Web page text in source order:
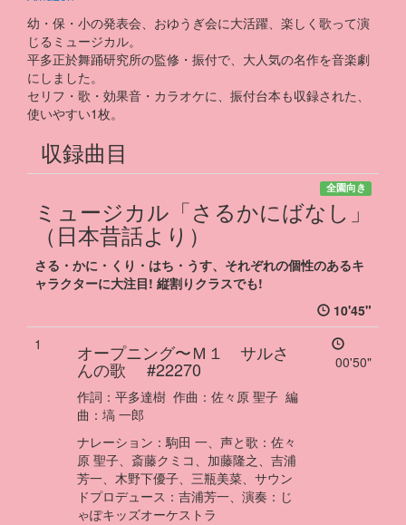
幼・保・小の発表会、おゆうぎ会に大活躍、楽しく歌って演
じるミュージカル。
平多正於舞踊研究所の監修・振付で、大人気の名作を音楽劇
にしました。
セリフ・歌・効果音・カラオケに、振付台本も収録された、
使いやすい1枚。
収録曲目
全園向き
ミュージカル「さるかにばなし」
（日本昔話より）
さる・かに・くり・はち・うす、それぞれの個性のあるキ
ャラクターに大注目! 縦割りクラスでも!
10'45"
1
オープニング〜Ｍ１ サルさ
んの歌 #22270
作詞： 平多達樹 作曲： 佐々原 聖子 編
曲： 塙 一郎
ナレーション ：駒田 一、 声と歌 ： 佐々
原 聖子、斎藤クミコ、加藤隆之、吉浦
芳一、木野下優子、三瓶美菜、 サウン
ドプロデュース ： 吉浦芳一、 演奏 ： じ
ゃぽキッズオーケストラ
00'50"